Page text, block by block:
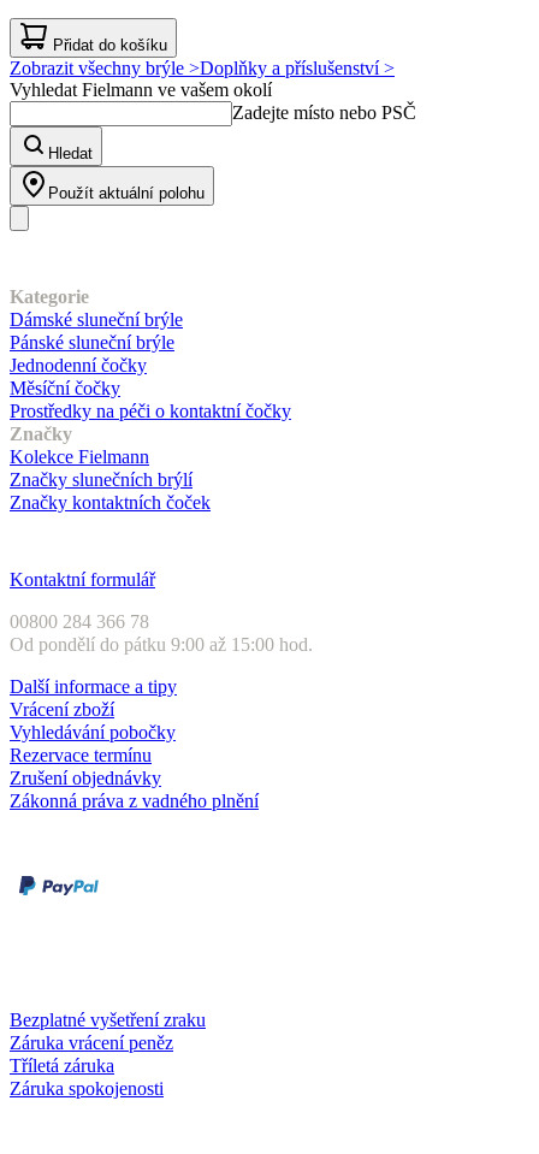
Přidat do košíku
Zobrazit všechny brýle >Doplňky a příslušenství >
Vyhledat Fielmann ve vašem okolí
Zadejte místo nebo PSČ
Hledat
Použít aktuální polohu
Kategorie
Dámské sluneční brýle
Pánské sluneční brýle
Jednodenní čočky
Měsíční čočky
Prostředky na péči o kontaktní čočky
Značky
Kolekce Fielmann
Značky slunečních brýlí
Značky kontaktních čoček
Kontaktní formulář
00800 284 366 78
Od pondělí do pátku 9:00 až 15:00 hod.
Další informace a tipy
Vrácení zboží
Vyhledávání pobočky
Rezervace termínu
Zrušení objednávky
Zákonná práva z vadného plnění
Bezplatné vyšetření zraku
Záruka vrácení peněz
Tříletá záruka
Záruka spokojenosti